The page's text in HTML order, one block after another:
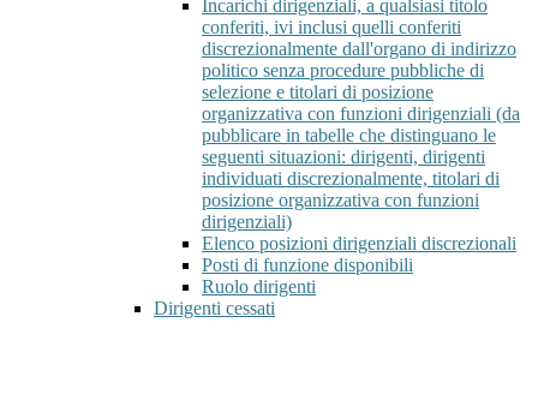
Incarichi dirigenziali, a qualsiasi titolo
conferiti, ivi inclusi quelli conferiti
discrezionalmente dall'organo di indirizzo
politico senza procedure pubbliche di
selezione e titolari di posizione
organizzativa con funzioni dirigenziali (da
pubblicare in tabelle che distinguano le
seguenti situazioni: dirigenti, dirigenti
individuati discrezionalmente, titolari di
posizione organizzativa con funzioni
dirigenziali)
Elenco posizioni dirigenziali discrezionali
Posti di funzione disponibili
Ruolo dirigenti
Dirigenti cessati